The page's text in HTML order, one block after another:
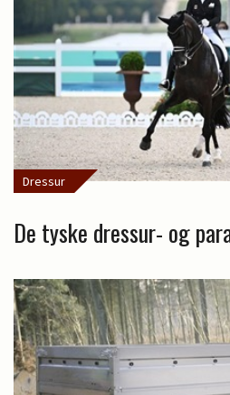
Dressur
De tyske dressur- og